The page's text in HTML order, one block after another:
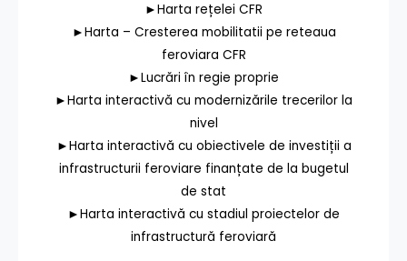
►Harta rețelei CFR
►Harta – Cresterea mobilitatii pe reteaua
feroviara CFR
►Lucrări în regie proprie
►Harta interactivă cu modernizările trecerilor la
nivel
►Harta interactivă cu obiectivele de investiții a
infrastructurii feroviare finanțate de la bugetul
de stat
►Harta interactivă cu stadiul proiectelor de
infrastructură feroviară